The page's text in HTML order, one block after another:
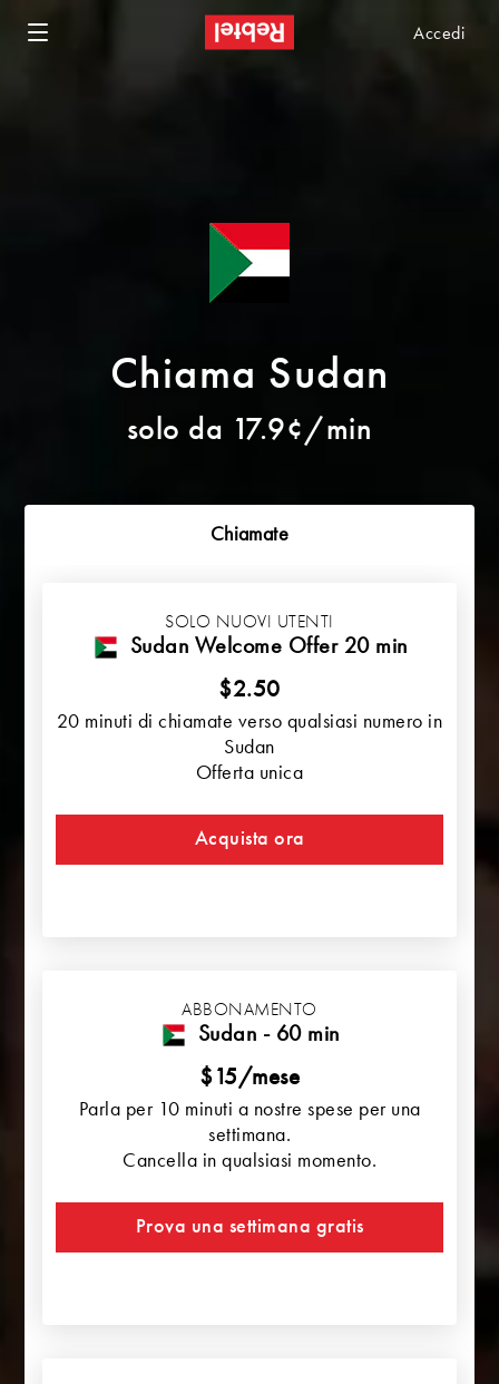
Accedi
Chiama Sudan
solo da 17.9¢/min
Chiamate
SOLO NUOVI UTENTI
Sudan Welcome Offer 20 min
$2.50
20 minuti di chiamate verso qualsiasi numero in
Sudan
Offerta unica
Acquista ora
ABBONAMENTO
Sudan - 60 min
$15/mese
Parla per 10 minuti a nostre spese per una
settimana.
Cancella in qualsiasi momento.
Prova una settimana gratis